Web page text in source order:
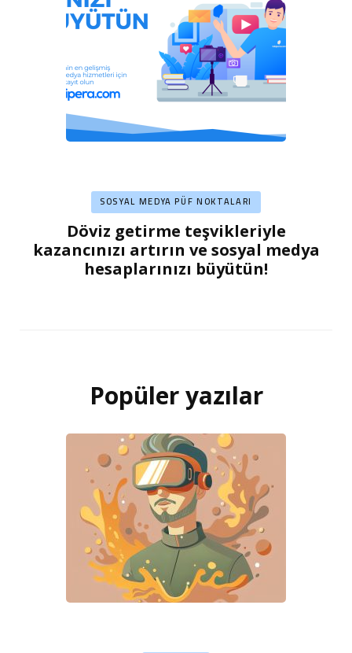
SOSYAL MEDYA PÜF NOKTALARI
Döviz getirme teşvikleriyle
kazancınızı artırın ve sosyal medya
hesaplarınızı büyütün!
Popüler yazılar